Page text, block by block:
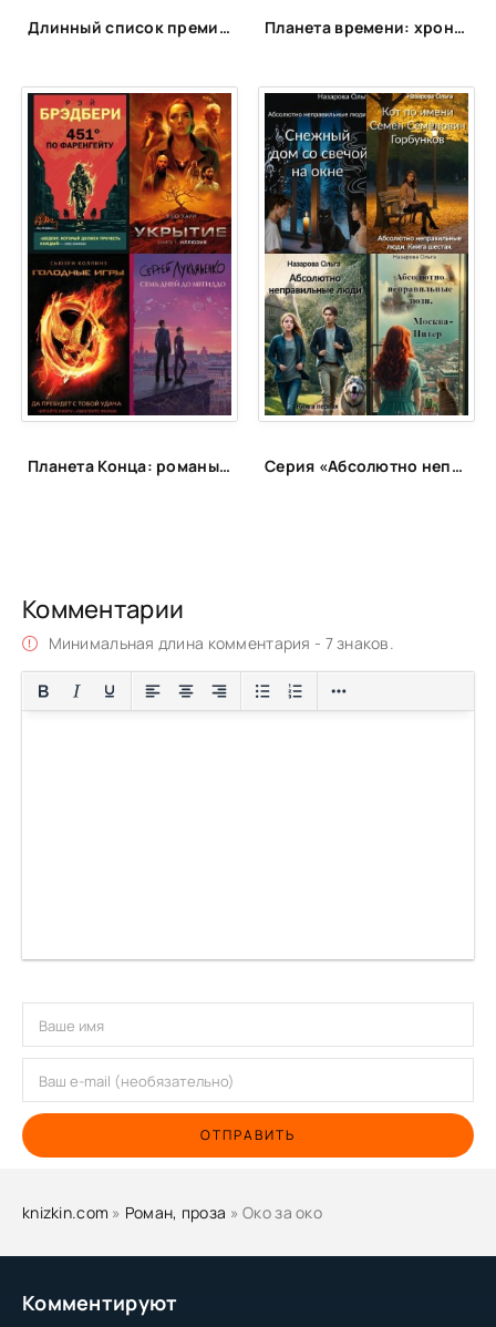
Комментируют
Длинный список премии «Ясная Поляна» 2020 г. Номинация Современная русская проза Планета времени: хронооперы, которые заставят поломать голову
Планета Конца: романы-катастрофы, пост-апокалипсис и антиутопии Серия «Абсолютно неправильные люди»
Комментарии
Минимальная длина комментария - 7 знаков.
ОТПРАВИТЬ
knizkin.com » Роман, проза » Око за око